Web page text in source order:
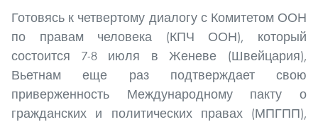
Готовясь к четвертому диалогу с Комитетом ООН
по правам человека (КПЧ ООН), который
состоится 7-8 июля в Женеве (Швейцария),
Вьетнам еще раз подтверждает свою
приверженность Международному пакту о
гражданских и политических правах (МПГПП),